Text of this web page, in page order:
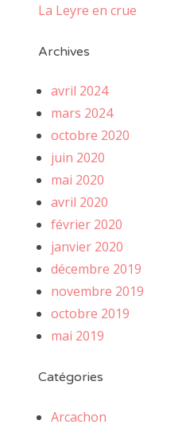
La Leyre en crue
Archives
avril 2024
mars 2024
octobre 2020
juin 2020
mai 2020
avril 2020
février 2020
janvier 2020
décembre 2019
novembre 2019
octobre 2019
mai 2019
Catégories
Arcachon